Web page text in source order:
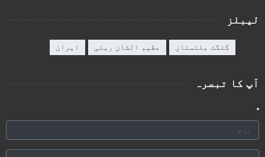
لیبلز
گلگت بلتستان عظیم الشان ریلی ایران
آپ کا تبصرہ